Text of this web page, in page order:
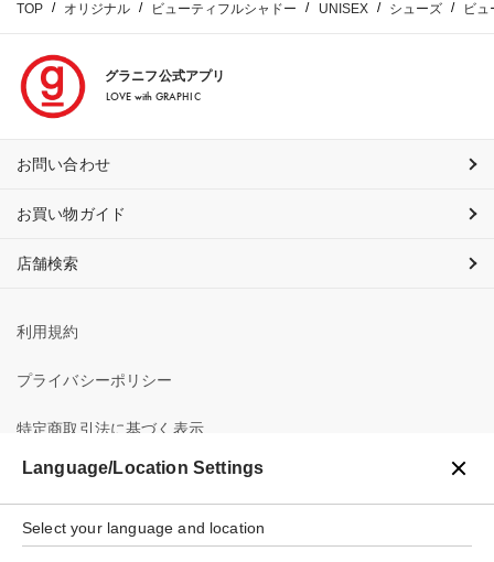
TOP オリジナル ビューティフルシャドー UNISEX シューズ ビ
グラニフ公式アプリ
LOVE with GRAPHIC
お問い合わせ
お買い物ガイド
店舗検索
利用規約
プライバシーポリシー
特定商取引法に基づく表示
会社概要
Language/Location Settings
Select your language and location